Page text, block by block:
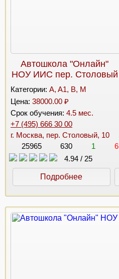
Автошкола "Онлайн"
НОУ ИИС пер. Столовый
Категории: A, A1, B, M
Цена: 38000.00 ₽
Срок обучения: 4.5 мес.
+7 (495) 666 30 00
г. Москва, пер. Столовый, 10
25965
630 1
6
4.94 / 25
Подробнее